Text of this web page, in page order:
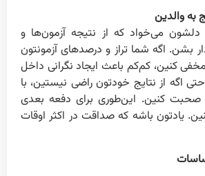
دلشون می‌خواد که از نتیجه آزمون‌ها و
بشن. اگه شما تراز و درصد‌های آزمونتون
مخفی کنین، کم‌کم باعث ایجاد نگرانی داخل
اگه از نتایج خودتون راضی نیستین، با
صحبت کنین. این‌طوری برای دفعه بعدی
یادتون باشه که صداقت در اکثر اوقات